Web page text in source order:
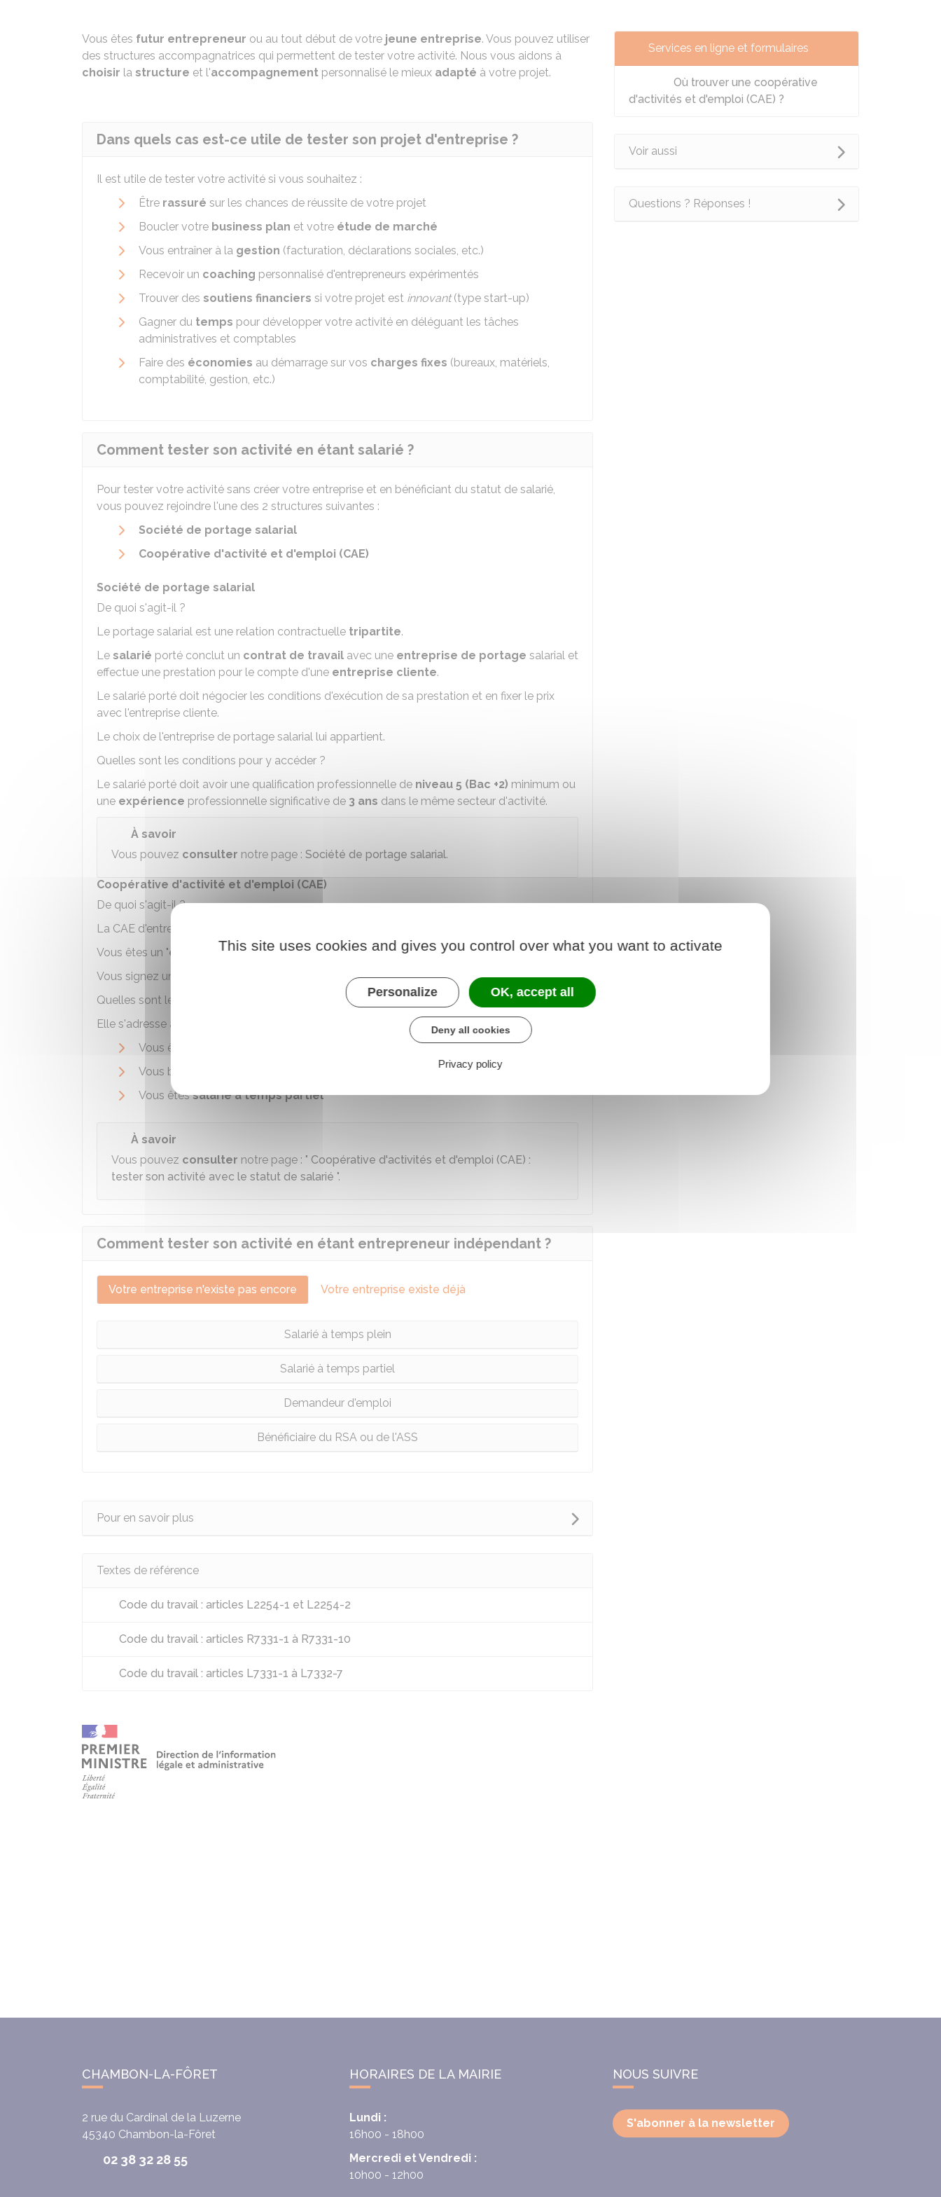
Vous êtes futur entrepreneur ou au tout début de votre jeune entreprise. Vous pouvez utiliser
des structures accompagnatrices qui permettent de tester votre activité. Nous vous aidons à
choisir la structure et l'accompagnement personnalisé le mieux adapté à votre projet.
Dans quels cas est-ce utile de tester son projet d'entreprise ?
Il est utile de tester votre activité si vous souhaitez :
Être rassuré sur les chances de réussite de votre projet
Boucler votre business plan et votre étude de marché
Vous entraîner à la gestion (facturation, déclarations sociales, etc.)
Recevoir un coaching personnalisé d'entrepreneurs expérimentés
Trouver des soutiens financiers si votre projet est innovant(type start-up)
Gagner du temps pour développer votre activité en déléguant les tâches
administratives et comptables
Faire des économies au démarrage sur vos charges fixes (bureaux, matériels,
comptabilité, gestion, etc.)
Comment tester son activité en étant salarié ?
Pour tester votre activité sans créer votre entreprise et en bénéficiant du statut de salarié,
vous pouvez rejoindre l'une des 2 structures suivantes :
Société de portage salarial
Coopérative d'activité et d'emploi (CAE)
Société de portage salarial
De quoi s'agit-il ?
Le portage salarial est une relation contractuelle tripartite.
Le salarié porté conclut un contrat de travail avec une entreprise de portage salarial et
effectue une prestation pour le compte d'une entreprise cliente.
Le salarié porté doit négocier les conditions d'exécution de sa prestation et en fixer le prix
avec l'entreprise cliente.
Le choix de l'entreprise de portage salarial lui appartient.
Quelles sont les conditions pour y accéder ?
Le salarié porté doit avoir une qualification professionnelle de niveau 5 (Bac +2) minimum ou
une expérience professionnelle significative de 3 ans dans le même secteur d'activité.
À savoir
Vous pouvez consulter notre page : Société de portage salarial.
Coopérative d'activité et d'emploi (CAE)
De quoi s'agit-il ?
La CAE d'entreprises est une structure de
Vous êtes un "entrepreneur à l'essai".
Vous signez un
salariépendant la période de test.
Quelles sont les conditions pour y accéder ?
Elle s'adresse à vous si vous êtes dans l'une des situations suivantes :
Vous êtes
Vous bénéficiez d'un revenu
, etc.)
Vous êtessalarié à temps partiel
À savoir
Vous pouvez consulter notre page : " Coopérative d'activités et d'emploi (CAE) :
tester son activité avec le statut de salarié ".
Comment tester son activité en étant entrepreneur indépendant ?
Votre entreprise n'existe pas encore Votre entreprise existe déjà
Salarié à temps plein
Salarié à temps partiel
Demandeur d'emploi
Bénéficiaire du RSA ou de l'ASS
Pour en savoir plus
Textes de référence
Code du travail : articles L2254-1 et L2254-2
Code du travail : articles R7331-1 à R7331-10
Code du travail : articles L7331-1 à L7332-7
Services en ligne et formulaires
Où trouver une coopérative
d'activités et d'emploi (CAE) ?
Voir aussi
Questions ? Réponses !
CHAMBON-LA-FÔRET
2 rue du Cardinal de la Luzerne
45340 Chambon-la-Fôret
02 38 32 28 55
HORAIRES DE LA MAIRIE
Lundi :
16h00 - 18h00
Mercredi et Vendredi :
10h00 - 12h00
NOUS SUIVRE
S'abonner à la newsletter
This site uses cookies and gives you control over what you want to activate
Personalize OK, accept all
Deny all cookies
Privacy policy